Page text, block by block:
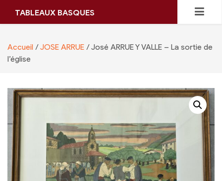
TABLEAUX BASQUES
Accueil /JOSE ARRUE / José ARRUE Y VALLE – La sortie de
l’église